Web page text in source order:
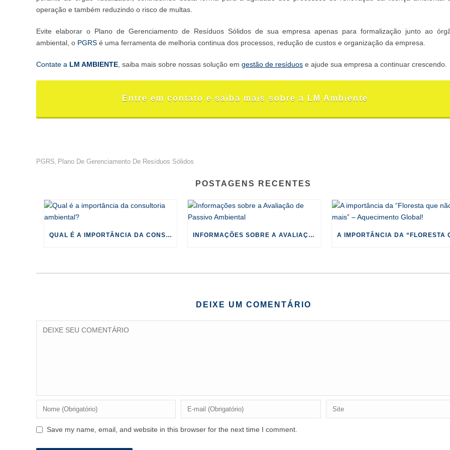
operação e também reduzindo o risco de multas.
Evite elaborar o Plano de Gerenciamento de Resíduos Sólidos de sua empresa apenas para formalização junto ao
ambiental, o PGRS é uma ferramenta de melhoria continua dos processos, redução de custos e organização da empresa.
Contate a LM AMBIENTE , saiba mais sobre nossas solução em gestão de resíduos e ajude sua empresa a continuar crescendo.
Entre em contato e saiba mais sobre a LM Ambiente
PGRS Plano De Gerenciamento De Resíduos Sólidos
POSTAGENS RECENTES
QUAL É A IMPORTÂNCIA DA CONSULTORIA AMBIENTAL? INFORMAÇÕES SOBRE A AVALIAÇÃO DE PASSIVO AMBIENTAL
DEIXE UM COMENTÁRIO
Save my name, email, and website in this browser for the next time I comment.